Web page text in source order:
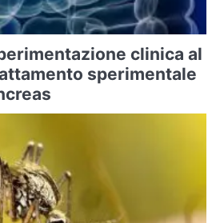
clinica al
sperimentale